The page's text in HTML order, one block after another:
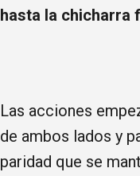
hasta la chicharra
Las acciones
de ambos lados y
paridad que se